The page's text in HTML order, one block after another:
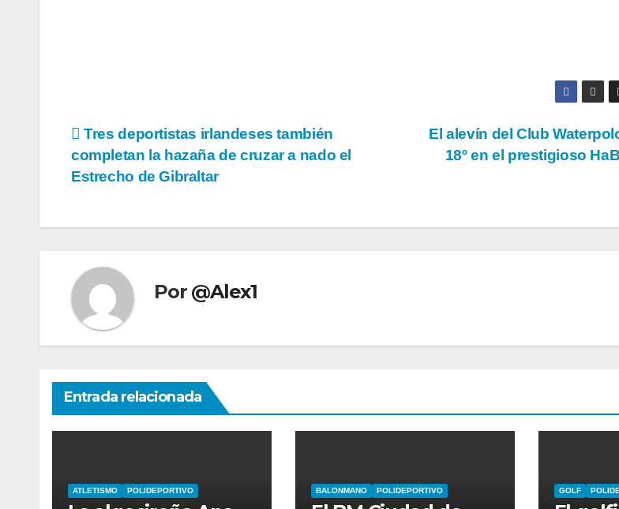
Navegación
de
El alevín del Club
18º en el prestigioso
Tres deportistas irlandeses también
completan la hazaña de cruzar a nado el
Estrecho de Gibraltar
Por @Alex1
Entrada relacionada
ATLETISMO POLIDEPORTIVO BALONMANO POLIDEPORTIVO GOLF